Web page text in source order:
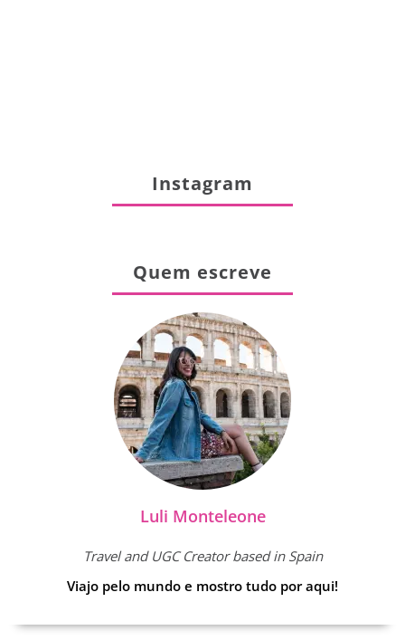
Instagram
Quem escreve
Luli Monteleone
Travel and UGC Creator based in Spain
Viajo pelo mundo e mostro tudo por aqui!